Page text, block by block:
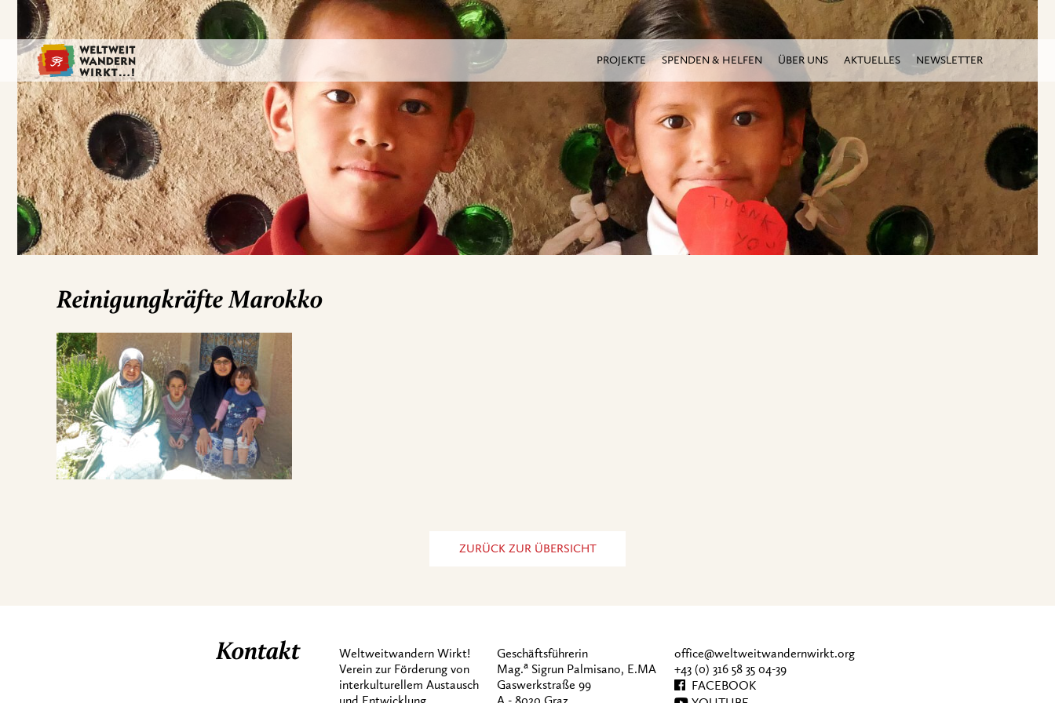
PROJEKTE SPENDEN & HELFEN ÜBER UNS AKTUELLES NEWSLETTER
Reinigungkräfte Marokko
ZURÜCK ZUR ÜBERSICHT
Kontakt
Weltweitwandern Wirkt!
Verein zur Förderung von
interkulturellem Austausch
Geschäftsführerin
Mag.a Sigrun Palmisano, E.MA
Gaswerkstraße 99
office@weltweitwandernwirkt.org
+43 (0) 316 58 35 04-39
FACEBOOK